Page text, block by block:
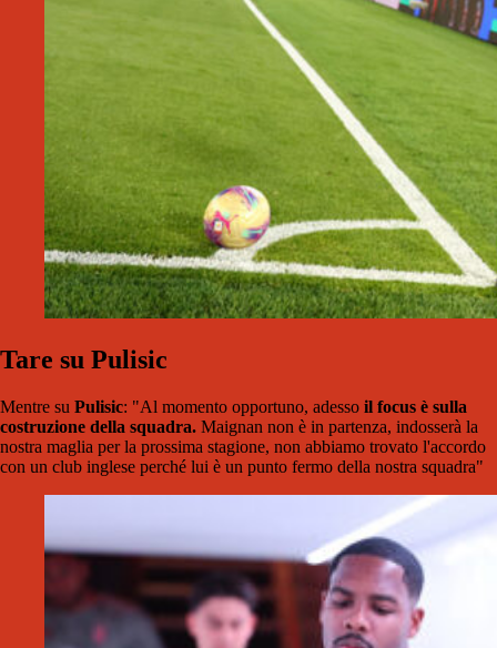
Tare su Pulisic
Mentre su Pulisic: "Al momento opportuno, adesso il focus è sulla
costruzione della squadra. Maignan non è in partenza, indosserà la
nostra maglia per la prossima stagione, non abbiamo trovato l'accordo
con un club inglese perché lui è un punto fermo della nostra squadra"